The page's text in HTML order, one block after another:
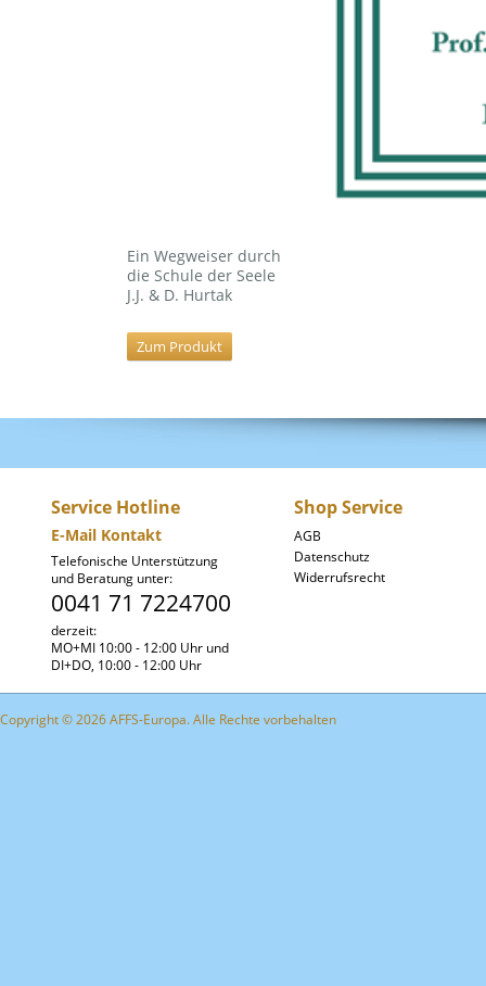
Ein Wegweiser durch
die Schule der Seele
J.J. & D. Hurtak
Zum Produkt
Service Hotline
E-Mail Kontakt
Telefonische Unterstützung
und Beratung unter:
0041 71 7224700
derzeit:
MO+MI 10:00 - 12:00 Uhr und
DI+DO, 10:00 - 12:00 Uhr
Shop Service
AGB
Datenschutz
Widerrufsrecht
Copyright © 2026 AFFS-Europa. Alle Rechte vorbehalten